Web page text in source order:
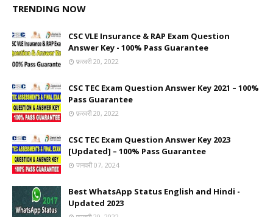
TRENDING NOW
CSC VLE Insurance & RAP Exam Question
Answer Key - 100% Pass Guarantee
फ़रवरी 20, 2022
CSC TEC Exam Question Answer Key 2021 – 100%
Pass Guarantee
फ़रवरी 20, 2022
CSC TEC Exam Question Answer Key 2023
[Updated] – 100% Pass Guarantee
जनवरी 07, 2024
Best WhatsApp Status English and Hindi -
Updated 2023